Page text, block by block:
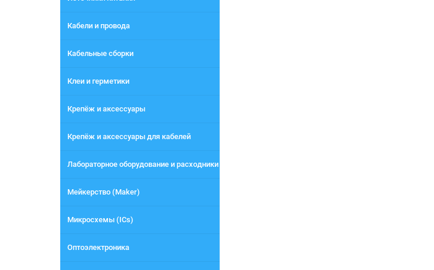
Кабели и провода
Кабельные сборки
Клеи и герметики
Крепёж и аксессуары
Крепёж и аксессуары для кабелей
Лабораторное оборудование и расходники
Мейкерство (Maker)
Микросхемы (ICs)
Оптоэлектроника